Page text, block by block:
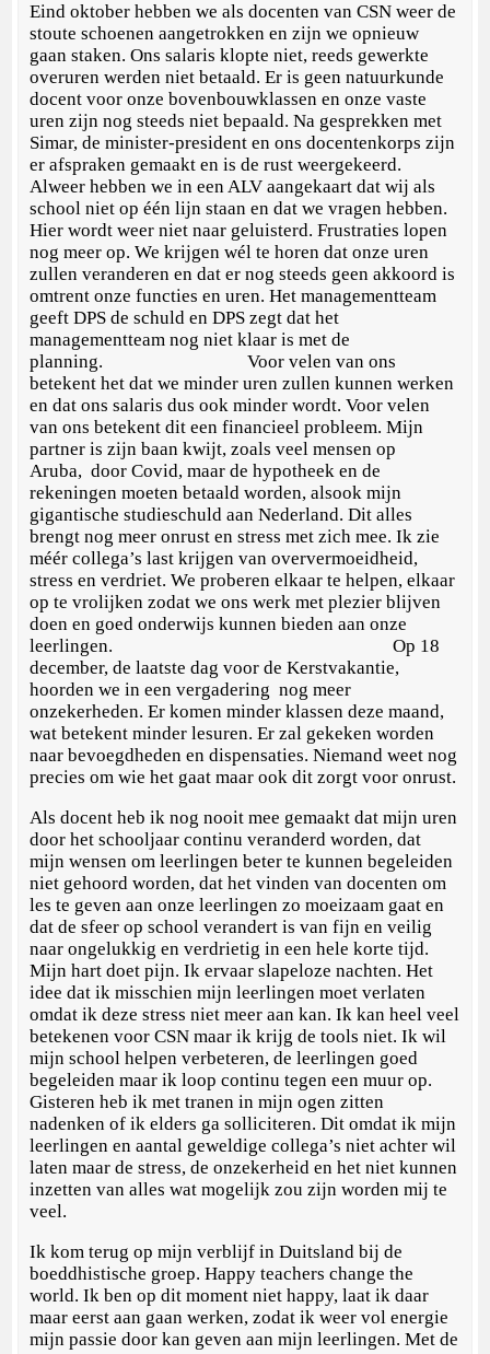
Eind oktober hebben we als docenten van CSN weer de
stoute schoenen aangetrokken en zijn we opnieuw
gaan staken. Ons salaris klopte niet, reeds gewerkte
overuren werden niet betaald. Er is geen natuurkunde
docent voor onze bovenbouwklassen en onze vaste
uren zijn nog steeds niet bepaald. Na gesprekken met
Simar, de minister-president en ons docentenkorps zijn
er afspraken gemaakt en is de rust weergekeerd.
Alweer hebben we in een ALV aangekaart dat wij als
school niet op één lijn staan en dat we vragen hebben.
Hier wordt weer niet naar geluisterd. Frustraties lopen
nog meer op. We krijgen wél te horen dat onze uren
zullen veranderen en dat er nog steeds geen akkoord is
omtrent onze functies en uren. Het managementteam
geeft DPS de schuld en DPS zegt dat het
managementteam nog niet klaar is met de
planning. Voor velen van ons
betekent het dat we minder uren zullen kunnen werken
en dat ons salaris dus ook minder wordt. Voor velen
van ons betekent dit een financieel probleem. Mijn
partner is zijn baan kwijt, zoals veel mensen op
Aruba, door Covid, maar de hypotheek en de
rekeningen moeten betaald worden, alsook mijn
gigantische studieschuld aan Nederland. Dit alles
brengt nog meer onrust en stress met zich mee. Ik zie
méér collega’s last krijgen van oververmoeidheid,
stress en verdriet. We proberen elkaar te helpen, elkaar
op te vrolijken zodat we ons werk met plezier blijven
doen en goed onderwijs kunnen bieden aan onze
leerlingen. Op 18
december, de laatste dag voor de Kerstvakantie,
hoorden we in een vergadering nog meer
onzekerheden. Er komen minder klassen deze maand,
wat betekent minder lesuren. Er zal gekeken worden
naar bevoegdheden en dispensaties. Niemand weet nog
precies om wie het gaat maar ook dit zorgt voor onrust.
Als docent heb ik nog nooit mee gemaakt dat mijn uren
door het schooljaar continu veranderd worden, dat
mijn wensen om leerlingen beter te kunnen begeleiden
niet gehoord worden, dat het vinden van docenten om
les te geven aan onze leerlingen zo moeizaam gaat en
dat de sfeer op school verandert is van fijn en veilig
naar ongelukkig en verdrietig in een hele korte tijd.
Mijn hart doet pijn. Ik ervaar slapeloze nachten. Het
idee dat ik misschien mijn leerlingen moet verlaten
omdat ik deze stress niet meer aan kan. Ik kan heel veel
betekenen voor CSN maar ik krijg de tools niet. Ik wil
mijn school helpen verbeteren, de leerlingen goed
begeleiden maar ik loop continu tegen een muur op.
Gisteren heb ik met tranen in mijn ogen zitten
nadenken of ik elders ga solliciteren. Dit omdat ik mijn
leerlingen en aantal geweldige collega’s niet achter wil
laten maar de stress, de onzekerheid en het niet kunnen
inzetten van alles wat mogelijk zou zijn worden mij te
veel.
Ik kom terug op mijn verblijf in Duitsland bij de
boeddhistische groep. Happy teachers change the
world. Ik ben op dit moment niet happy, laat ik daar
maar eerst aan gaan werken, zodat ik weer vol energie
mijn passie door kan geven aan mijn leerlingen. Met de